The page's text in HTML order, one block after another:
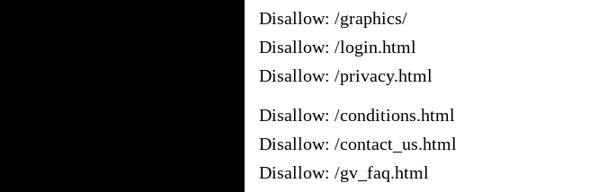
Disallow: /graphics/
Disallow: /login.html
Disallow: /privacy.html
Disallow: /conditions.html
Disallow: /contact_us.html
Disallow: /gv_faq.html